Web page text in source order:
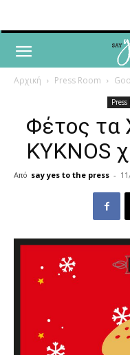
Αρχική Press Room
Press
Φέτος τα
KYKNOS
Από say yes to the press -